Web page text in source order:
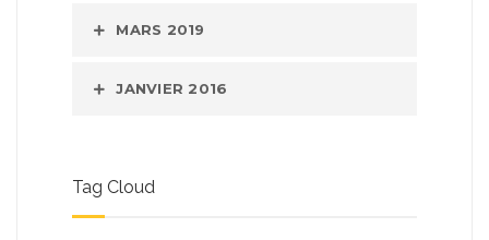
MARS 2019
JANVIER 2016
Tag Cloud